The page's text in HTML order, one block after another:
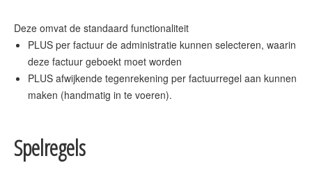
PLUS per factuur de administratie kunnen selecteren, waarin
deze factuur geboekt moet worden
PLUS afwijkende tegenrekening per factuurregel aan kunnen
maken (handmatig in te voeren).
Spelregels